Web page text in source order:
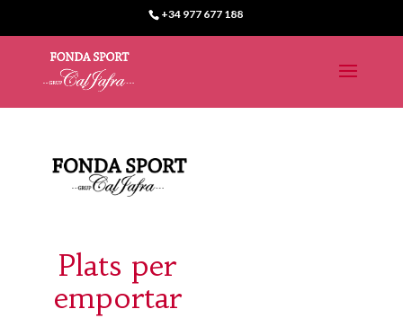
+34 977 677 188
Plats per
emportar